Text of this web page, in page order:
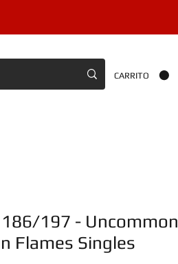
CARRITO
197 - Uncommon
Flames Singles